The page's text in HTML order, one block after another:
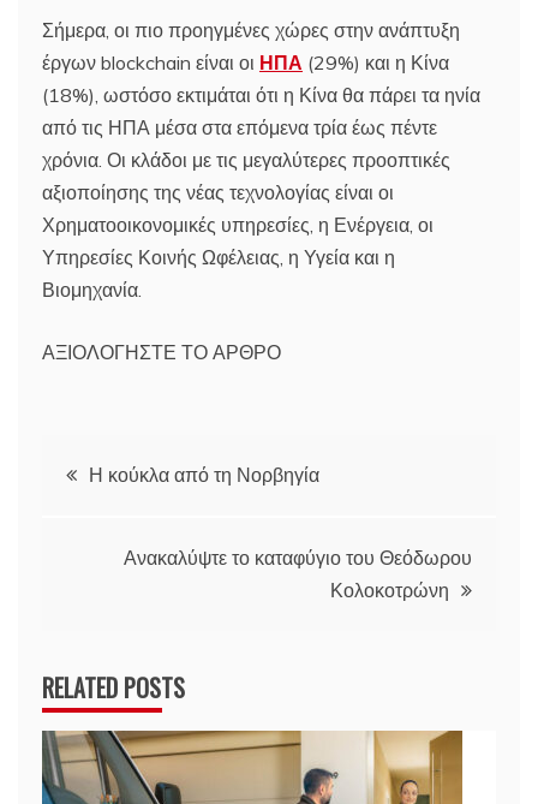
Σήμερα, οι πιο προηγμένες χώρες στην ανάπτυξη
έργων blockchain είναι οι ΗΠΑ (29%) και η Κίνα
(18%), ωστόσο εκτιμάται ότι η Κίνα θα πάρει τα ηνία
από τις ΗΠΑ μέσα στα επόμενα τρία έως πέντε
χρόνια. Οι κλάδοι με τις μεγαλύτερες προοπτικές
αξιοποίησης της νέας τεχνολογίας είναι οι
Χρηματοοικονομικές υπηρεσίες, η Ενέργεια, οι
Υπηρεσίες Κοινής Ωφέλειας, η Υγεία και η
Βιομηχανία.
ΑΞΙΟΛΟΓΗΣΤΕ ΤΟ ΑΡΘΡΟ
Πλοήγηση
Η κούκλα από τη Νορβηγία
Ανακαλύψτε το καταφύγιο του Θεόδωρου
Κολοκοτρώνη
RELATED POSTS